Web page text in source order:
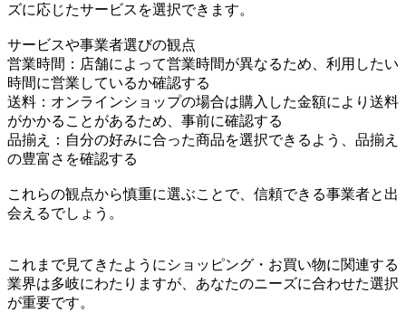
ズに応じたサービスを選択できます。
サービスや事業者選びの観点
営業時間：店舗によって営業時間が異なるため、利用したい
時間に営業しているか確認する
送料：オンラインショップの場合は購入した金額により送料
がかかることがあるため、事前に確認する
品揃え：自分の好みに合った商品を選択できるよう、品揃え
の豊富さを確認する
これらの観点から慎重に選ぶことで、信頼できる事業者と出
会えるでしょう。
これまで見てきたようにショッピング・お買い物に関連する
業界は多岐にわたりますが、あなたのニーズに合わせた選択
が重要です。